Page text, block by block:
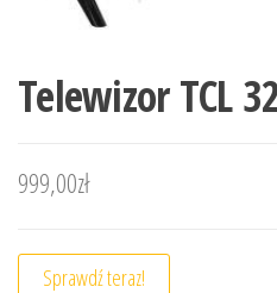
Telewizor TCL
999,00zł
Sprawdź teraz!